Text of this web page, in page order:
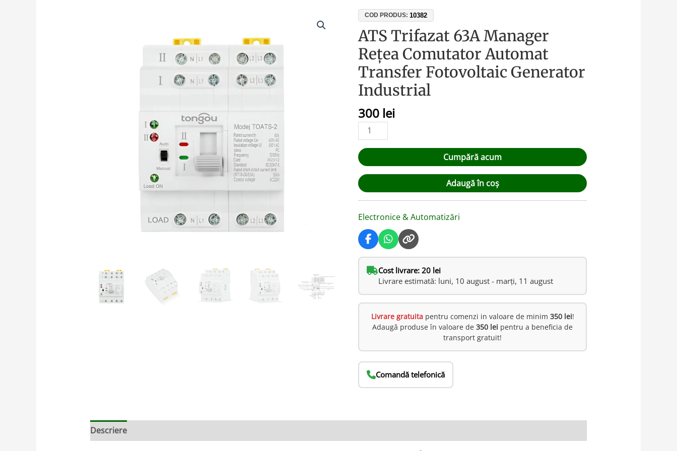
COD PRODUS:10382
ATS Trifazat 63A Manager
Rețea Comutator Automat
Transfer Fotovoltaic Generator
Industrial
300 lei
Cantitate
Trifazat
63A
Manager
Rețea
Comutator
Transfer
Fotovoltaic
Generator
Industrial
Cumpără acum
Adaugă în coș
Electronice & Automatizări
Cost livrare: 20 lei
Livrare estimată: luni, 10 august - marți, 11 august
Livrare gratuitapentru comenzi in valoare de minim 350 lei!
Adaugă produse în valoare de350 lei pentru a beneficia de
transport gratuit!
Comandă telefonică
Descriere